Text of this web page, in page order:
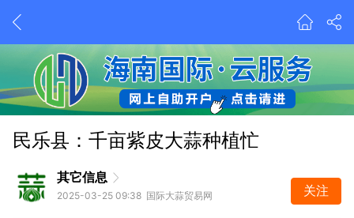
民乐县：千亩紫皮大蒜种植忙
其它信息
2025-03-25 09:38 国际大蒜贸易网 关注
2026-8-4 08:09 发布
昨天 19:03 发布